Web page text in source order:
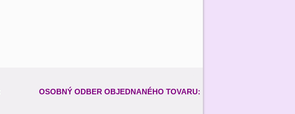
OSOBNÝ ODBER OBJEDNANÉHO TOVARU: